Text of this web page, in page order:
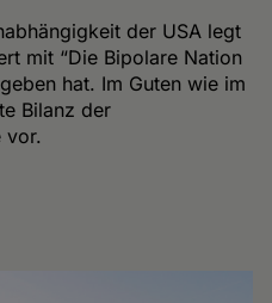
der USA legt
mit “Die Bipolare Nation
hat. Im Guten wie im
Bilanz der
vor.